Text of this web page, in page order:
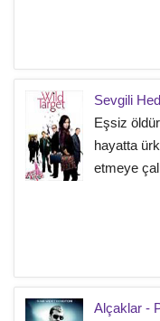
Sevgili
Eşsiz
hayatta
etmeye
Alçaklar -